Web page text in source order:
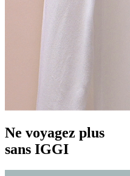
Ne voyagez plus
sans IGGI